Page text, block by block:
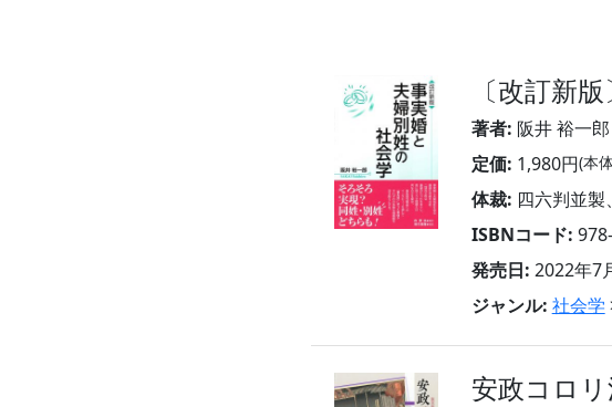
〔改訂新
著者: 阪井 裕一郎
定価: 1,980円(本
体裁: 四六判並製
ISBNコード:
発売日: 2022年7
ジャンル: 社会学
安政コロ